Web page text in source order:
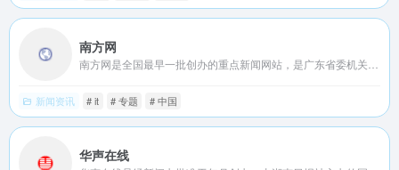
南方网
新闻资讯 # it # 专题 # 中国
华声在线